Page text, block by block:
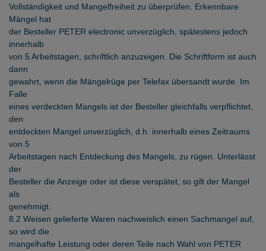
Vollständigkeit und Mangelfreiheit zu überprüfen. Erkennbare
Mängel hat
der Besteller PETER electronic unverzüglich, spätestens jedoch
innerhalb
von 5 Arbeitstagen, schriftlich anzuzeigen. Die Schriftform ist auch
dann
gewahrt, wenn die Mängelrüge per Telefax übersandt wurde. Im
Falle
eines verdeckten Mangels ist der Besteller gleichfalls verpflichtet,
den
entdeckten Mangel unverzüglich, d.h. innerhalb eines Zeitraums
von 5
Arbeitstagen nach Entdeckung des Mangels, zu rügen. Unterlässt
der
Besteller die Anzeige oder ist diese verspätet, so gilt der Mangel
als
genehmigt.
8.2 Weisen gelieferte Waren nachweislich einen Sachmangel auf,
so wird die
mangelhafte Leistung oder deren Teile nach Wahl von PETER